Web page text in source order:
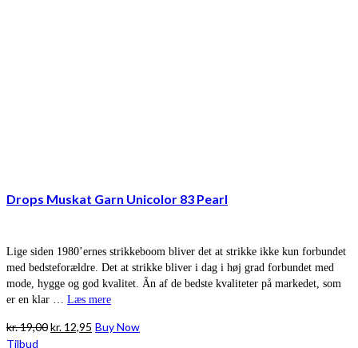
Drops Muskat Garn Unicolor 83 Pearl
Lige siden 1980’ernes strikkeboom bliver det at strikke ikke kun forbundet
med bedsteforældre. Det at strikke bliver i dag i høj grad forbundet med
mode, hygge og god kvalitet. Ãn af de bedste kvaliteter på markedet, som
er en klar … Læs mere
kr.19,00Den
kr. 12,95 Den
Buy Now
Tilbud